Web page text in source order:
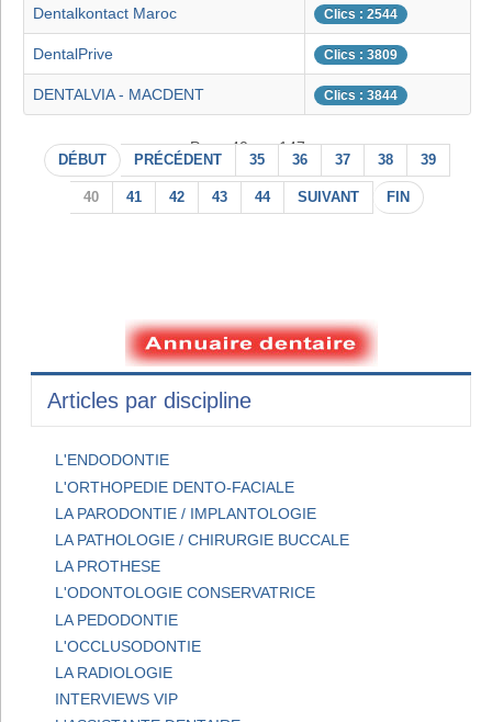
Dentalkontact Maroc Clics : 2544
DentalPrive Clics : 3809
DENTALVIA - MACDENT Clics : 3844
Page 40 sur 147
DÉBUT PRÉCÉDENT 35 36 37 38 39
40 41 42 43 44 SUIVANT FIN
Articles par discipline
L'ENDODONTIE
L'ORTHOPEDIE DENTO-FACIALE
LA PARODONTIE / IMPLANTOLOGIE
LA PATHOLOGIE / CHIRURGIE BUCCALE
LA PROTHESE
L'ODONTOLOGIE CONSERVATRICE
LA PEDODONTIE
L'OCCLUSODONTIE
LA RADIOLOGIE
INTERVIEWS VIP